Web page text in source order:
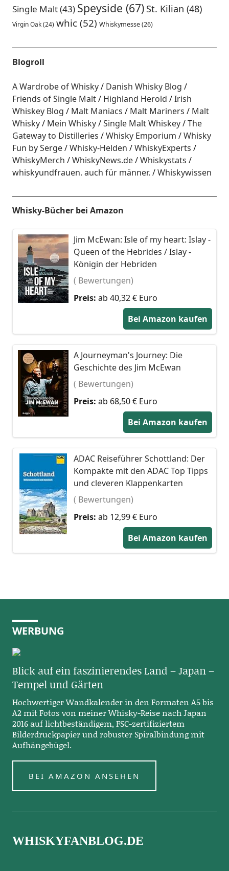
Single Malt(43) Speyside (67) St. Kilian (48)
Virgin Oak(24) whic(52) Whiskymesse(26)
Blogroll
A Wardrobe of Whisky
Danish Whisky Blog
Friends of Single Malt
Highland Herold
Irish
Whiskey Blog
Malt Maniacs Malt Mariners
Malt
Whisky
Mein Whisky Single Malt Whiskey
The
Gateway to Distilleries
Whisky Emporium
Whisky
Fun by Serge
Whisky-Helden
WhiskyExperts
WhiskyMerch
WhiskyNews.de
Whiskystats
whiskyundfrauen. auch für männer.
Whiskywissen
Whisky-Bücher bei Amazon
Jim McEwan: Isle of my heart: Islay -
Queen of the Hebrides / Islay -
Königin der Hebriden
( Bewertungen)
Preis: ab 40,32 € Euro
Bei Amazon kaufen
A Journeyman's Journey: Die
Geschichte des Jim McEwan
( Bewertungen)
Preis: ab 68,50 € Euro
Bei Amazon kaufen
ADAC Reiseführer Schottland: Der
Kompakte mit den ADAC Top Tipps
und cleveren Klappenkarten
( Bewertungen)
Preis: ab 12,99 € Euro
Bei Amazon kaufen
WERBUNG
Blick auf ein faszinierendes Land – Japan –
Tempel und Gärten
Hochwertiger Wandkalender in den Formaten A5 bis
A2 mit Fotos von meiner Whisky-Reise nach Japan
2016 auf lichtbeständigem, FSC-zertifiziertem
Bilderdruckpapier und robuster Spiralbindung mit
Aufhängebügel.
BEI AMAZON ANSEHEN
WHISKYFANBLOG.DE